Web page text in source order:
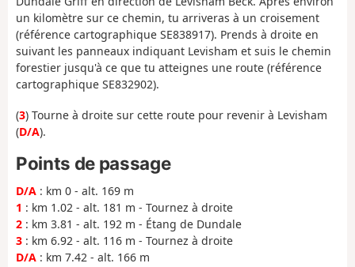
un kilomètre sur ce chemin, tu arriveras à un croisement
(référence cartographique SE838917). Prends à droite en
suivant les panneaux indiquant Levisham et suis le chemin
forestier jusqu'à ce que tu atteignes une route (référence
cartographique SE832902).
(3) Tourne à droite sur cette route pour revenir à Levisham
(D/A).
Points de passage
D/A : km 0 - alt. 169 m
1 : km 1.02 - alt. 181 m - Tournez à droite
2 : km 3.81 - alt. 192 m - Étang de Dundale
3 : km 6.92 - alt. 116 m - Tournez à droite
D/A : km 7.42 - alt. 166 m